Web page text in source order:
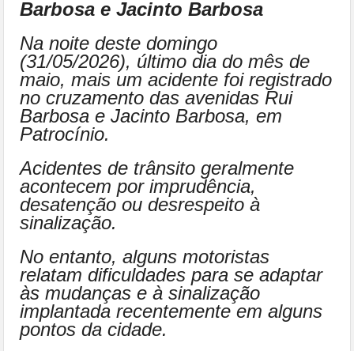
Barbosa e Jacinto Barbosa
Na noite deste domingo
(31/05/2026), último dia do mês de
maio, mais um acidente foi registrado
no cruzamento das avenidas Rui
Barbosa e Jacinto Barbosa, em
Patrocínio.
Acidentes de trânsito geralmente
acontecem por imprudência,
desatenção ou desrespeito à
sinalização.
No entanto, alguns motoristas
relatam dificuldades para se adaptar
às mudanças e à sinalização
implantada recentemente em alguns
pontos da cidade.